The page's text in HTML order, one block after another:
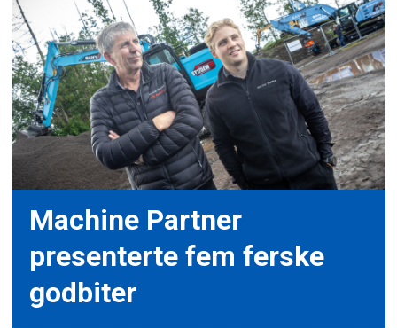
Machine Partner
presenterte fem ferske
godbiter